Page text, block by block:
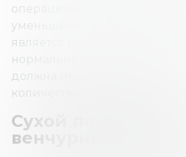
операционные расходы. В
уменьшение количества
является необоснованным.
нормально
должна иметь под рукой
количество сухого порошка.
Сухой порошок
венчурных